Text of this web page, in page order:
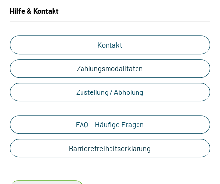
Hilfe & Kontakt
Kontakt
Zahlungsmodalitäten
Zustellung / Abholung
FAQ – Häufige Fragen
Barrierefreiheitserklärung